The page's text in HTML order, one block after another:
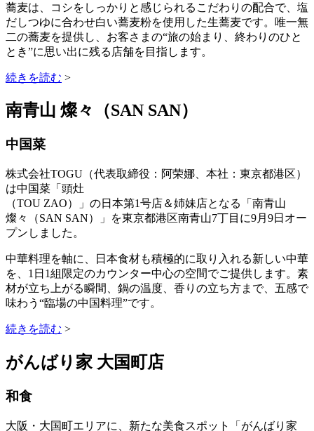
蕎麦は、コシをしっかりと感じられるこだわりの配合で、塩
だしつゆに合わせ白い蕎麦粉を使用した生蕎麦です。唯一無
二の蕎麦を提供し、お客さまの“旅の始まり、終わりのひと
とき”に思い出に残る店舗を目指します。
続きを読む >
南青山 燦々（SAN SAN）
中国菜
株式会社TOGU（代表取締役：阿荣娜、本社：東京都港区）
は中国菜「頭灶
（TOU ZAO）」の日本第1号店＆姉妹店となる「南青山
燦々（SAN SAN）」を東京都港区南青山7丁目に9月9日オー
プンしました。
中華料理を軸に、日本食材も積極的に取り入れる新しい中華
を、1日1組限定のカウンター中心の空間でご提供します。素
材が立ち上がる瞬間、鍋の温度、香りの立ち方まで、五感で
味わう“臨場の中国料理”です。
続きを読む >
がんばり家 大国町店
和食
大阪・大国町エリアに、新たな美食スポット「がんばり家